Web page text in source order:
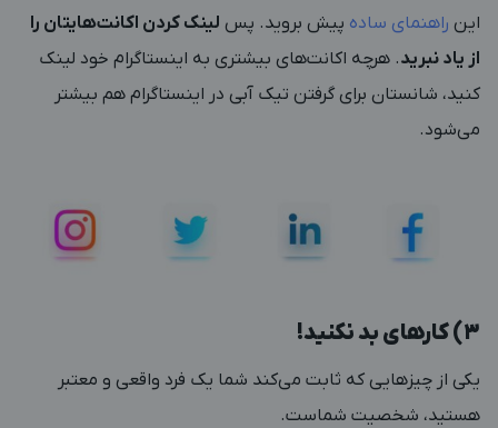
این راهنمای ساده پیش بروید. پس لینک کردن اکانت‌هایتان را
از یاد نبرید. هرچه اکانت‌های بیشتری به اینستاگرام خود لینک
کنید، شانستان برای گرفتن تیک آبی در اینستاگرام هم بیشتر
می‌شود.
یکی از چیزهایی که ثابت می‌کند شما یک فرد واقعی و معتبر
هستید، شخصیت شماست.